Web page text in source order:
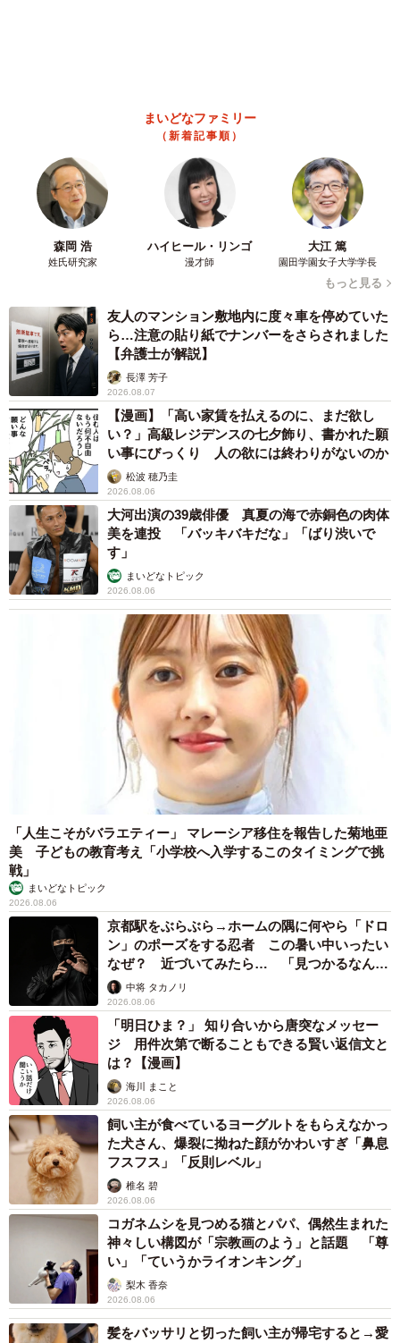
2026.08.06
飼い主が食べているヨーグルトをもらえなかっ
た犬さん、爆裂に拗ねた顔がかわいすぎ「鼻息
フスフス」「反則レベル」
コガネムシを見つめる猫とパパ、偶然生まれた
神々しい構図が「宗教画のよう」と話題 「尊
2026.08.06
髪をバッサリと切った飼い主が帰宅すると→愛
犬たちの反応に「ワンコ様でも戸惑うのね
（笑）」「困り顔がかわいい」
ANNA
2026.08.06
「誰かみたいにならなきゃ」 他人を正解にし
て生きてきた母親 自己主張が苦手な娘に教わ
った大切なこと【漫画】
海川 まこと
2026.08.06
「かわいいストーカーに追われています」甘え
ん坊な元保護猫 最後は飼い主にダイブする姿
に「間違いなく犬」「完全に親子」と反響
梨木 香奈
2026.08.06
がんと片目の失明、3時間おきの壮絶な介護を
乗り越えた猫 「叶わないかもしれない」と覚
悟した19歳の誕生日を迎えて感動
古川 諭香
2026.08.06
誰も求めていない職場の「謎マナー」、「過剰
な挨拶」や「お土産配り」を抑えた1位は？
やめられない理由は「周りの目」
まいどなデータ
自転車通行可の歩道 電動キックボードで走行中、小学生とあ
わや衝突！ 「歩道走行は道交法違反でしょ」と指摘されまし
た【弁護士が解説】
長澤 芳子
2026.08.06
タイの電車の中で見た優先席のマーク 子ど
も、妊娠、けが人、お年寄り… 一つだけ謎の
ものが！？「だから黄色なんですね」
中将 タカノリ
2026.08.06
【物価高が直撃】お盆帰省「予定なし」が約半
数 新幹線・高速バスの「使い分け」が鮮明に
まいどなニュース情報部
2026.08.06